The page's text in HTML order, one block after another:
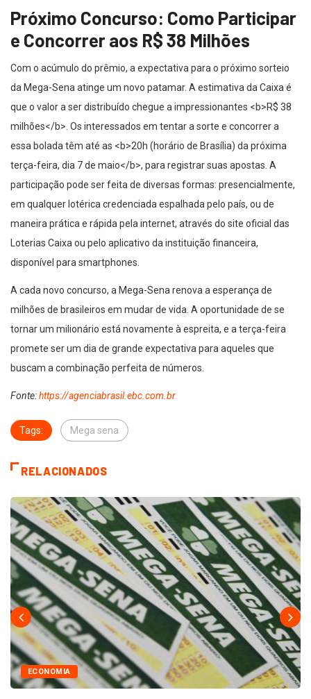
Próximo Concurso: Como Participar
e Concorrer aos R$ 38 Milhões
Com o acúmulo do prêmio, a expectativa para o próximo sorteio
da Mega-Sena atinge um novo patamar. A estimativa da Caixa é
que o valor a ser distribuído chegue a impressionantes <b>R$ 38
milhões</b>. Os interessados em tentar a sorte e concorrer a
essa bolada têm até as <b>20h (horário de Brasília) da próxima
terça-feira, dia 7 de maio</b>, para registrar suas apostas. A
participação pode ser feita de diversas formas: presencialmente,
em qualquer lotérica credenciada espalhada pelo país, ou de
maneira prática e rápida pela internet, através do site oficial das
Loterias Caixa ou pelo aplicativo da instituição financeira,
disponível para smartphones.
A cada novo concurso, a Mega-Sena renova a esperança de
milhões de brasileiros em mudar de vida. A oportunidade de se
tornar um milionário está novamente à espreita, e a terça-feira
promete ser um dia de grande expectativa para aqueles que
buscam a combinação perfeita de números.
Fonte:https://agenciabrasil.ebc.com.br
Tags: Mega sena
RELACIONADOS
ECONOMIA